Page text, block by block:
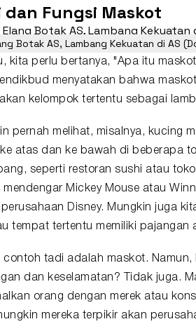
dan Fungsi Maskot
Botak AS, Lambang Kekuatan di AS
kita perlu bertanya, "Apa itu
menyatakan bahwa
kelompok tertentu sebagai
pernah melihat, misalnya, kucing
atas dan ke bawah di beberapa
seperti restoran sushi atau
mendengar Mickey Mouse atau
Disney. Mungkin juga
tempat tertentu memiliki pajangan
contoh tadi adalah maskot.
dan keselamatan? Tidak juga.
orang dengan merek atau
mereka terpikir akan